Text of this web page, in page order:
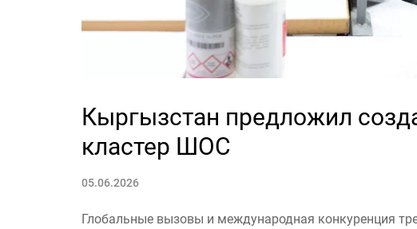
Кыргызстан предложил
кластер ШОС
05.06.2026
Глобальные вызовы и международная конкуренция